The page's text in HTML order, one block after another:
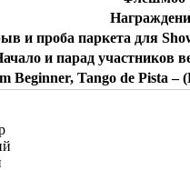
и проба паркета для
и парад участников
Beginner, Tango de Pista